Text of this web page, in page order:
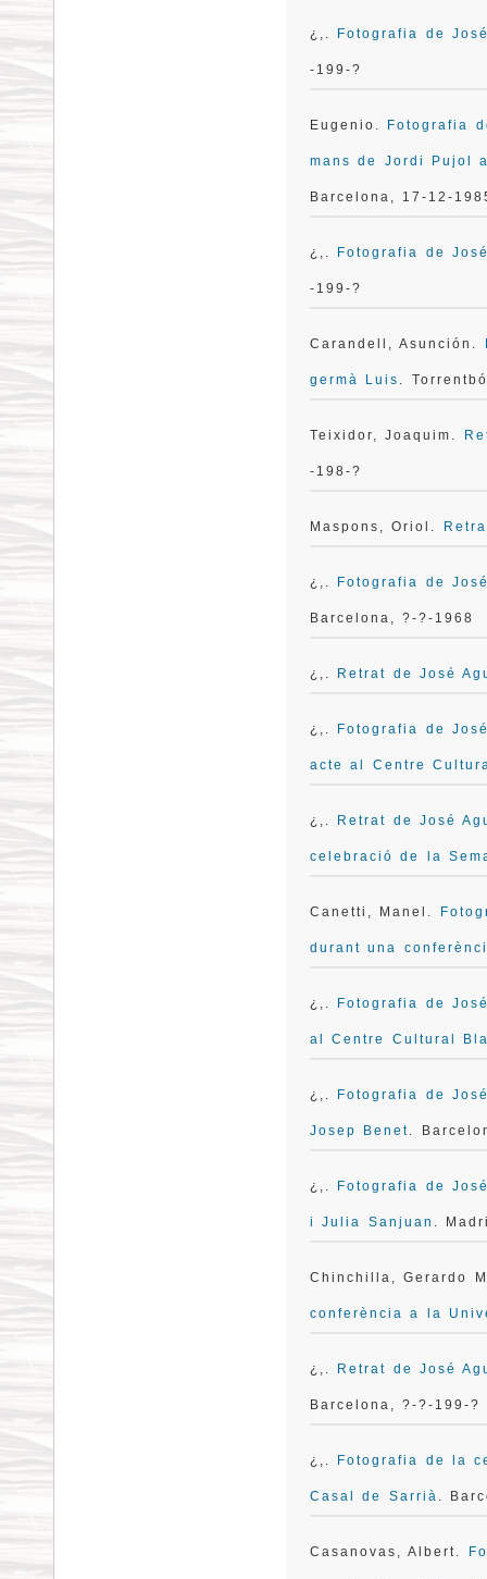
¿,. Fotografia de
-199-?
Eugenio. Fotografia
mans de Jordi Pujol
Barcelona, 17-12-
¿,. Fotografia de
-199-?
Carandell, Asunción.
germà Luis .
Teixidor, Joaquim.
-198-?
Maspons, Oriol.
¿,. Fotografia de
Barcelona, ?-?-1968
¿,. Retrat de José
¿,. Fotografia de
acte al Centre
¿,. Retrat de José
celebració de la
Canetti, Manel.
durant una
¿,. Fotografia de
al Centre Cultural
¿,. Fotografia de
Josep Benet.
¿,. Fotografia de
i Julia Sanjuan .
Chinchilla, Gerardo
conferència a la
¿,. Retrat de José
Barcelona, ?-?-199-?
¿,. Fotografia de la
Casal de Sarrià .
Casanovas, Albert.